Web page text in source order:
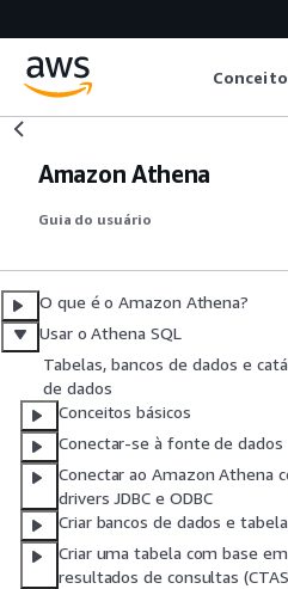
Amazon Athena
Guia do usuário
O que é o Amazon Athena?
Usar o Athena SQL
Tabelas, bancos de dados e
de dados
Conceitos básicos
Conectar-se à fonte de dados
Conectar ao Amazon Athena
drivers JDBC e ODBC
Criar bancos de dados e
Criar uma tabela com base em
resultados de consultas